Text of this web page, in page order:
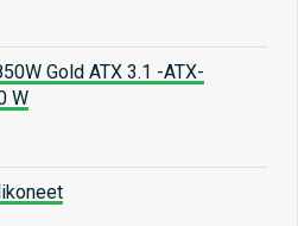
Gold ATX 3.1 -ATX-
W